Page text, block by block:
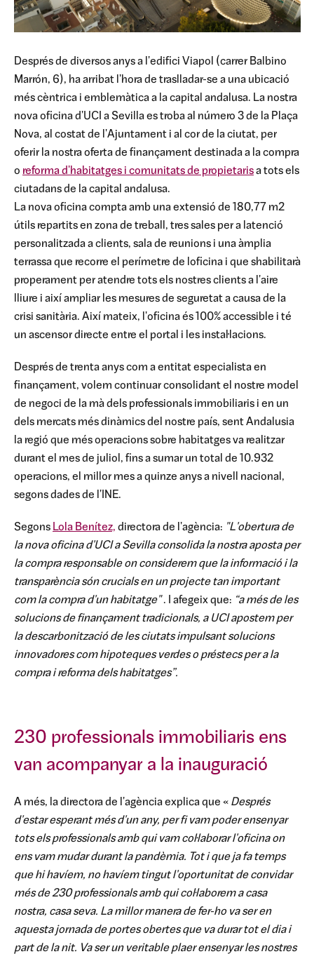
Després de diversos anys a l'edifici Viapol (carrer Balbino
Marrón, 6), ha arribat l'hora de traslladar-se a una ubicació
més cèntrica i emblemàtica a la capital andalusa. La nostra
nova oficina d'UCI a Sevilla es troba al número 3 de la Plaça
Nova, al costat de l'Ajuntament i al cor de la ciutat, per
oferir la nostra oferta de finançament destinada a la compra
o reforma d'habitatges i comunitats de propietarisa tots els
ciutadans de la capital andalusa.
La nova oficina compta amb una extensió de 180,77 m2
útils repartits en zona de treball, tres sales per a latenció
personalitzada a clients, sala de reunions i una àmplia
terrassa que recorre el perímetre de loficina i que shabilitarà
properament per atendre tots els nostres clients a l'aire
lliure i així ampliar les mesures de seguretat a causa de la
crisi sanitària. Així mateix, l'oficina és 100% accessible i té
un ascensor directe entre el portal i les instal·lacions.
Després de trenta anys com a entitat especialista en
finançament, volem continuar consolidant el nostre model
de negoci de la mà dels professionals immobiliaris i en un
dels mercats més dinàmics del nostre país, sent Andalusia
la regió que més operacions sobre habitatges va realitzar
durant el mes de juliol, fins a sumar un total de 10.932
operacions, el millor mes a quinze anys a nivell nacional,
segons dades de l'INE.
Segons Lola Benítez, directora de l'agència: "L'obertura de
la nova oficina d'UCI a Sevilla consolida la nostra aposta per
la compra responsable on considerem que la informació i la
transparència són crucials en un projecte tan important
com la compra d'un habitatge". I afegeix que: “a més de les
solucions de finançament tradicionals, a UCI apostem per
la descarbonització de les ciutats impulsant solucions
innovadores com hipoteques verdes o préstecs per a la
compra i reforma dels habitatges”.
230 professionals immobiliaris ens
van acompanyar a la inauguració
A més, la directora de l'agència explica que « Després
d'estar esperant més d'un any, per fi vam poder ensenyar
tots els professionals amb qui vam col·laborar l'oficina on
ens vam mudar durant la pandèmia. Tot i que ja fa temps
que hi havíem, no havíem tingut l'oportunitat de convidar
més de 230 professionals amb qui col·laborem a casa
nostra, casa seva. La millor manera de fer-ho va ser en
aquesta jornada de portes obertes que va durar tot el dia i
part de la nit. Va ser un veritable plaer ensenyar les nostres